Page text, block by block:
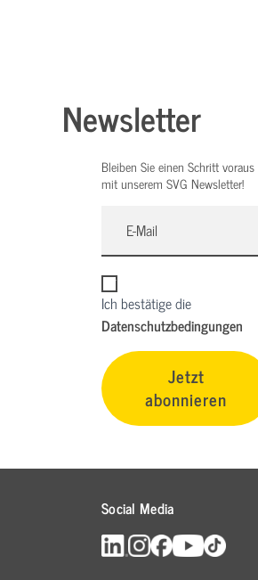
Newsletter
Bleiben Sie einen Schritt voraus
mit unserem SVG Newsletter!
Ich bestätige die
Datenschutzbedingungen
Jetzt
abonnieren
Social Media